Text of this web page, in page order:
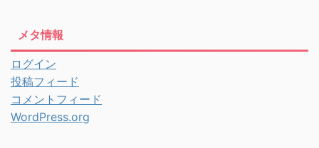
メタ情報
ログイン
投稿フィード
コメントフィード
WordPress.org